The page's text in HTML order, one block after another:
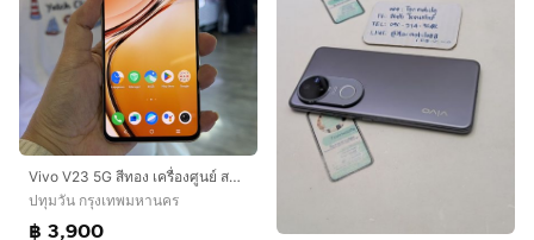
Vivo V23 5G สีทอง เครื่องศูนย์ สภาพสวย จอ6.44นิ้ว แรม12รอม256 Dimensity920 5G กล้อง64ล้าน(3ตัว)🔥🔥
ปทุมวัน กรุงเทพมหานคร
฿ 3,900